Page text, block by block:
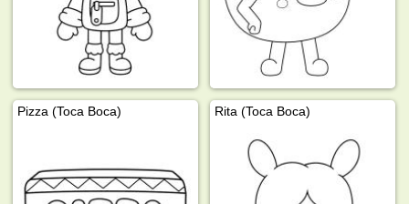
Pizza (Toca Boca) Rita (Toca Boca)